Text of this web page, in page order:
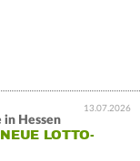
13.07.2026
in Hessen
LOTTO-